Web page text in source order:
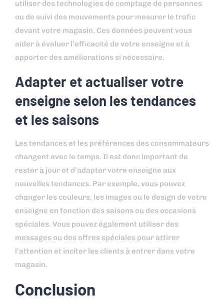
utiliser des technologies de comptage de personnes
ou de suivi des mouvements pour mesurer le trafic
devant votre magasin. Ces données peuvent vous
aider à évaluer l’efficacité de votre enseigne et à
apporter des améliorations si nécessaire.
Adapter et actualiser votre
enseigne selon les tendances
et les saisons
Les tendances et les préférences des consommateurs
changent avec le temps. Il est donc important de
rester à jour et d’adapter votre enseigne aux
nouvelles tendances. Par exemple, vous pouvez
changer les couleurs, les images ou le design de votre
enseigne en fonction des saisons ou des occasions
spéciales. Vous pouvez également utiliser des
messages ou des offres spéciales pour attirer
l’attention et inciter les clients à entrer dans votre
magasin.
Conclusion